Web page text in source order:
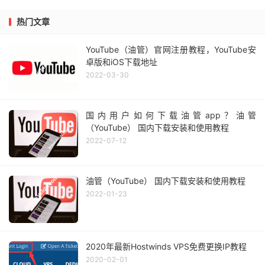
热门文章
YouTube（油管）官网注册教程，YouTube安
卓版和iOS下载地址
2022-03-30
国内用户如何下载油管app？油管
（YouTube） 国内下载安装和使用教程
2022-07-12
油管（YouTube） 国内下载安装和使用教程
2022-01-23
2020年最新Hostwinds VPS免费更换IP教程
2020-02-01